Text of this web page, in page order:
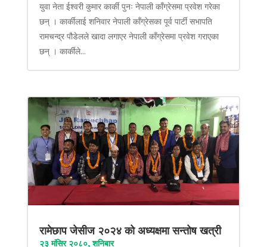
युवा नेता ईश्वरी कुमार कार्की पुनः नेपाली काँग्रेसमा प्रवेश गरेका
छन् । कार्कीलाई शनिवार नेपाली काँग्रेसका पूर्व पार्टी सभापति
रामचन्द्र पौडेलले खादा लगाएर नेपाली काँग्रेसमा प्रवेश गराएका
छन् । कार्कीले...
रामेछाप जेसीज २०२४ को अध्यक्षमा सन्तोष खत्री
२३ मंसिर २०८०, शनिबार